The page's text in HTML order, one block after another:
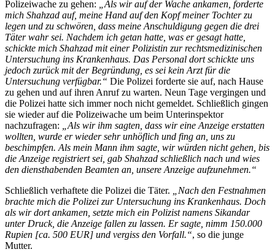
Polizeiwache zu gehen:
„Als wir auf der Wache ankamen, forderte
mich Shahzad auf, meine Hand auf den Kopf meiner Tochter zu
legen und zu schwören, dass meine Anschuldigung gegen die drei
Täter wahr sei. Nachdem ich getan hatte, was er gesagt hatte,
schickte mich Shahzad mit einer Polizistin zur rechtsmedizinischen
Untersuchung ins Krankenhaus. Das Personal dort schickte uns
jedoch zurück mit der Begründung, es sei kein Arzt für die
Untersuchung verfügbar.“ Die Polizei forderte sie auf, nach Hause
zu gehen und auf ihren Anruf zu warten. Neun Tage vergingen und
die Polizei hatte sich immer noch nicht gemeldet. Schließlich gingen
sie wieder auf die Polizeiwache um beim Unterinspektor
nachzufragen:
„Als wir ihm sagten, dass wir eine Anzeige erstatten
wollten, wurde er wieder sehr unhöflich und fing an, uns zu
beschimpfen. Als mein Mann ihm sagte, wir würden nicht gehen, bis
die Anzeige registriert sei, gab Shahzad schließlich nach und wies
den diensthabenden Beamten an, unsere Anzeige aufzunehmen.“
Schließlich verhaftete die Polizei die Täter.
„Nach den Festnahmen
brachte mich die Polizei zur Untersuchung ins Krankenhaus. Doch
als wir dort ankamen, setzte mich ein Polizist namens Sikandar
unter Druck, die Anzeige fallen zu lassen. Er sagte, nimm 150.000
Rupien [ca. 500 EUR] und vergiss den Vorfall.“, so die junge
Mutter.